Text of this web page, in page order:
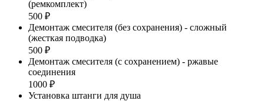
(ремкомплект)
500 ₽
Демонтаж смесителя (без сохранения) - сложный
(жесткая подводка)
500 ₽
Демонтаж смесителя (с сохранением) - ржавые
соединения
1000 ₽
Установка штанги для душа